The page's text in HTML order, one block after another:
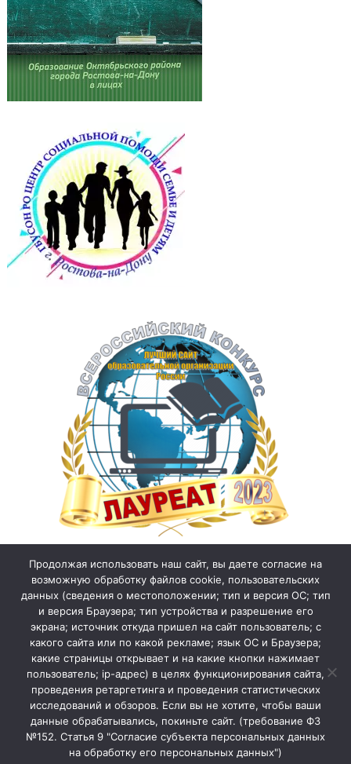
Продолжая использовать наш сайт, вы даете согласие на
возможную обработку файлов cookie, пользовательских
данных (сведения о местоположении; тип и версия ОС; тип
и версия Браузера; тип устройства и разрешение его
экрана; источник откуда пришел на сайт пользователь; с
какого сайта или по какой рекламе; язык ОС и Браузера;
какие страницы открывает и на какие кнопки нажимает
пользователь; ip-адрес) в целях функционирования сайта,
проведения ретаргетинга и проведения статистических
исследований и обзоров. Если вы не хотите, чтобы ваши
данные обрабатывались, покиньте сайт. (требование ФЗ
№152. Статья 9 "Согласие субъекта персональных данных
на обработку его персональных данных")